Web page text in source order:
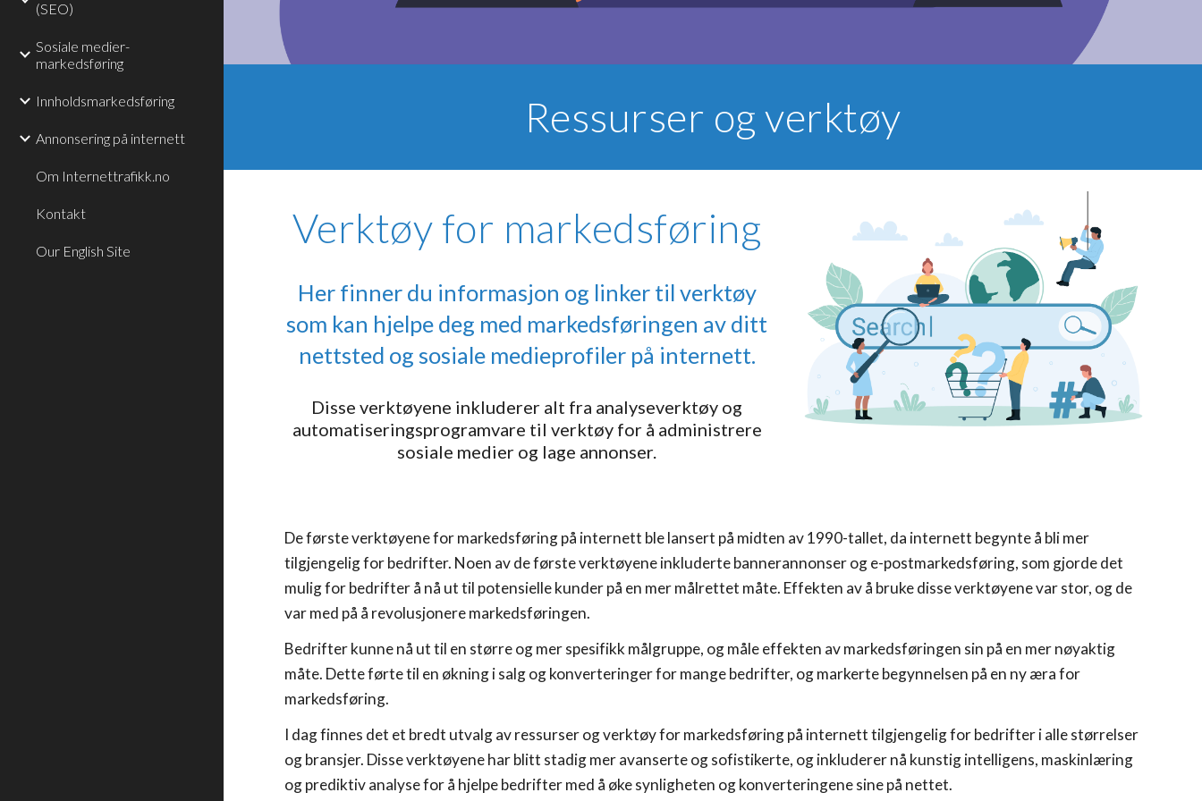
(SEO)
Sosiale medier-
markedsføring
Innholdsmarkedsføring
Annonsering på internett
Om Internettrafikk.no
Kontakt
Our English Site
Ressurser og verktøy
Verktøy for markedsføring
Her finner du informasjon og linker til verktøy
som kan hjelpe deg med markedsføringen av ditt
nettsted og sosiale medieprofiler på internett.
Disse verktøyene inkluderer alt fra analyseverktøy og
automatiseringsprogramvare til verktøy for å administrere
sosiale medier og lage annonser.
De første verktøyene for markedsføring på internett ble lansert på midten av 1990-tallet, da internett begynte å bli mer
tilgjengelig for bedrifter. Noen av de første verktøyene inkluderte bannerannonser og e-postmarkedsføring, som gjorde det
mulig for bedrifter å nå ut til potensielle kunder på en mer målrettet måte. Effekten av å bruke disse verktøyene var stor, og de
var med på å revolusjonere markedsføringen.
Bedrifter kunne nå ut til en større og mer spesifikk målgruppe, og måle effekten av markedsføringen sin på en mer nøyaktig
måte. Dette førte til en økning i salg og konverteringer for mange bedrifter, og markerte begynnelsen på en ny æra for
markedsføring.
I dag finnes det et bredt utvalg av ressurser og verktøy for markedsføring på internett tilgjengelig for bedrifter i alle størrelser
og bransjer. Disse verktøyene har blitt stadig mer avanserte og sofistikerte, og inkluderer nå kunstig intelligens, maskinlæring
og prediktiv analyse for å hjelpe bedrifter med å øke synligheten og konverteringene sine på nettet.